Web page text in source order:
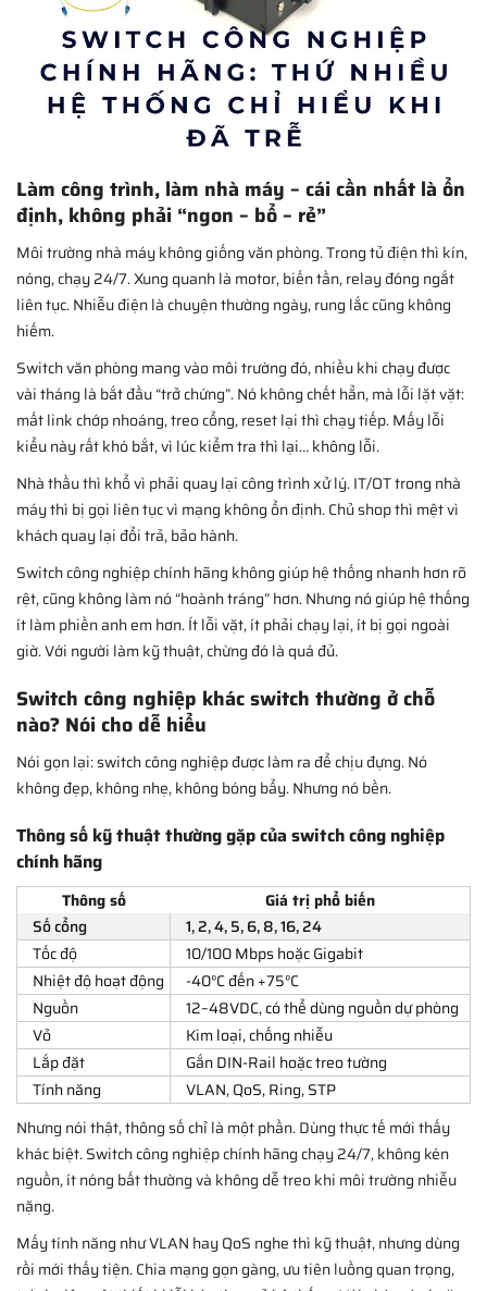
Làm công trình, làm nhà máy – cái cần nhất là ổn
định, không phải “ngon – bổ – rẻ”
Môi trường nhà máy không giống văn phòng. Trong tủ điện thì kín,
nóng, chạy 24/7. Xung quanh là motor, biến tần, relay đóng ngắt
liên tục. Nhiễu điện là chuyện thường ngày, rung lắc cũng không
hiếm.
Switch văn phòng mang vào môi trường đó, nhiều khi chạy được
vài tháng là bắt đầu “trở chứng”. Nó không chết hẳn, mà lỗi lặt vặt:
mất link chớp nhoáng, treo cổng, reset lại thì chạy tiếp. Mấy lỗi
kiểu này rất khó bắt, vì lúc kiểm tra thì lại… không lỗi.
Nhà thầu thì khổ vì phải quay lại công trình xử lý. IT/OT trong nhà
máy thì bị gọi liên tục vì mạng không ổn định. Chủ shop thì mệt vì
khách quay lại đổi trả, bảo hành.
Switch công nghiệp chính hãng không giúp hệ thống nhanh hơn rõ
rệt, cũng không làm nó “hoành tráng” hơn. Nhưng nó giúp hệ thống
ít làm phiền anh em hơn. Ít lỗi vặt, ít phải chạy lại, ít bị gọi ngoài
giờ. Với người làm kỹ thuật, chừng đó là quá đủ.
Switch công nghiệp khác switch thường ở chỗ
nào? Nói cho dễ hiểu
Nói gọn lại: switch công nghiệp được làm ra để chịu đựng. Nó
không đẹp, không nhẹ, không bóng bẩy. Nhưng nó bền.
Thông số kỹ thuật thường gặp của switch công nghiệp
chính hãng
Thông số
Giá trị phổ biến
Số cổng
1, 2, 4, 5, 6, 8, 16, 24
Tốc độ
10/100 Mbps hoặc Gigabit
Nhiệt độ hoạt động
-40°C đến +75°C
Nguồn
12–48VDC, có thể dùng nguồn dự phòng
Vỏ
Kim loại, chống nhiễu
Lắp đặt
Gắn DIN-Rail hoặc treo tường
Tính năng
VLAN, QoS, Ring, STP
Nhưng nói thật, thông số chỉ là một phần. Dùng thực tế mới thấy
khác biệt. Switch công nghiệp chính hãng chạy 24/7, không kén
nguồn, ít nóng bất thường và không dễ treo khi môi trường nhiễu
nặng.
Mấy tính năng như VLAN hay QoS nghe thì kỹ thuật, nhưng dùng
rồi mới thấy tiện. Chia mạng gọn gàng, ưu tiên luồng quan trọng,